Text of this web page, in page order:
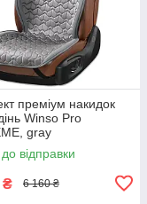
преміум накидок
Winso Pro
gray
відправки
₴ 6 160 ₴